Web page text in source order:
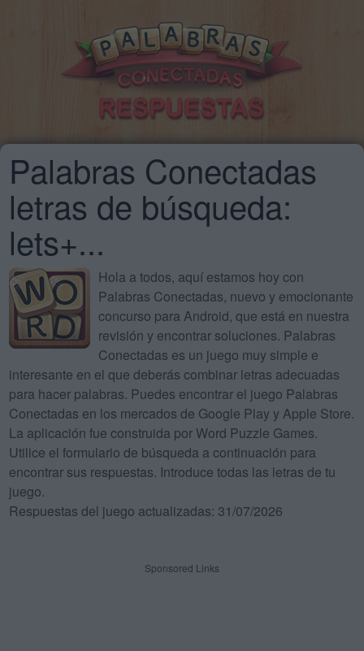
Palabras Conectadas
letras de búsqueda:
lets+...
Hola a todos, aquí estamos hoy con
Palabras Conectadas, nuevo y emocionante
concurso para Android, que está en nuestra
revisión y encontrar soluciones. Palabras
Conectadas es un juego muy simple e
interesante en el que deberás combinar letras adecuadas
para hacer palabras. Puedes encontrar el juego Palabras
Conectadas en los mercados de Google Play y Apple Store.
La aplicación fue construida por Word Puzzle Games.
Utilice el formulario de búsqueda a continuación para
encontrar sus respuestas. Introduce todas las letras de tu
juego.
Respuestas del juego actualizadas: 31/07/2026
Sponsored Links